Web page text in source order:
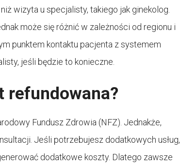
wizyta u specjalisty, takiego jak ginekolog.
może się różnić w zależności od regionu i
punktem kontaktu pacjenta z systemem
jeśli będzie to konieczne.
refundowana?
Fundusz Zdrowia (NFZ). Jednakże,
Jeśli potrzebujesz dodatkowych usług,
dodatkowe koszty. Dlatego zawsze